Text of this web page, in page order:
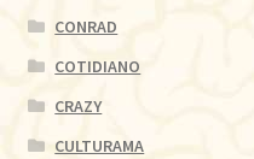
CONRAD
COTIDIANO
CRAZY
CULTURAMA